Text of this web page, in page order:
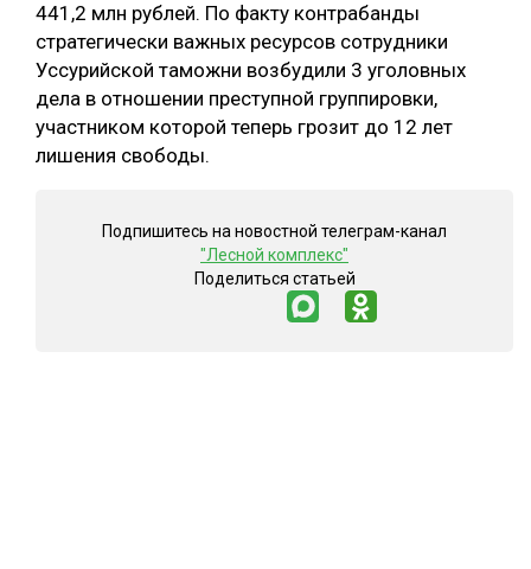
441,2 млн рублей. По факту контрабанды
стратегически важных ресурсов сотрудники
Уссурийской таможни возбудили 3 уголовных
дела в отношении преступной группировки,
участником которой теперь грозит до 12 лет
лишения свободы.
Подпишитесь на новостной телеграм-канал
"Лесной комплекс"
Поделиться статьей